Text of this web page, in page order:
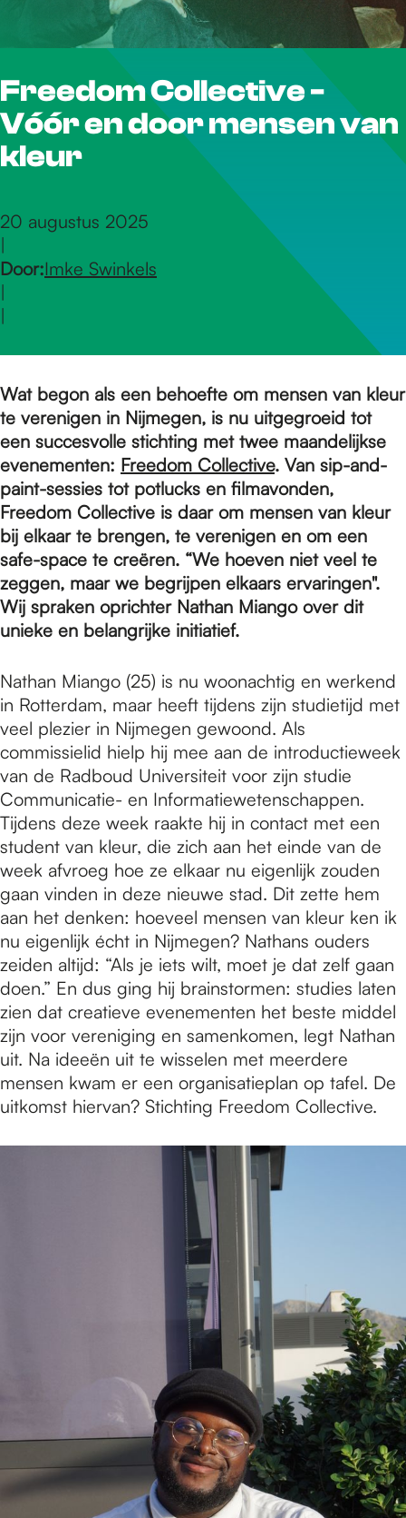
r
d
e
m
e
p
a
g
e
Freedom Collective -
Vóór en door mensen van
kleur
20 augustus 2025
|
Door:Imke Swinkels
|
|
Wat begon als een behoefte om mensen van kleur
te verenigen in Nijmegen, is nu uitgegroeid tot
een succesvolle stichting met twee maandelijkse
evenementen: Freedom Collective. Van sip-and-
paint-sessies tot potlucks en filmavonden,
Freedom Collective is daar om mensen van kleur
bij elkaar te brengen, te verenigen en om een
safe-space te creëren. “We hoeven niet veel te
zeggen, maar we begrijpen elkaars ervaringen".
Wij spraken oprichter Nathan Miango over dit
unieke en belangrijke initiatief.
Nathan Miango (25) is nu woonachtig en werkend
in Rotterdam, maar heeft tijdens zijn studietijd met
veel plezier in Nijmegen gewoond. Als
commissielid hielp hij mee aan de introductieweek
van de Radboud Universiteit voor zijn studie
Communicatie- en Informatiewetenschappen.
Tijdens deze week raakte hij in contact met een
student van kleur, die zich aan het einde van de
week afvroeg hoe ze elkaar nu eigenlijk zouden
gaan vinden in deze nieuwe stad. Dit zette hem
aan het denken: hoeveel mensen van kleur ken ik
nu eigenlijk écht in Nijmegen? Nathans ouders
zeiden altijd: “Als je iets wilt, moet je dat zelf gaan
doen.” En dus ging hij brainstormen: studies laten
zien dat creatieve evenementen het beste middel
zijn voor vereniging en samenkomen, legt Nathan
uit. Na ideeën uit te wisselen met meerdere
mensen kwam er een organisatieplan op tafel. De
uitkomst hiervan? Stichting Freedom Collective.